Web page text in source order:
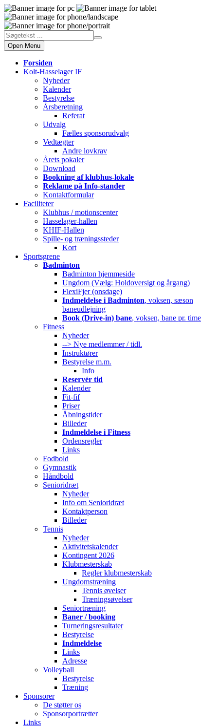
Open Menu
Forsiden
Kolt-Hasselager IF
Nyheder
Kalender
Bestyrelse
Årsberetning
Referat
Udvalg
Fælles sponsorudvalg
Vedtægter
Andre lovkrav
Årets pokaler
Download
Bookning af klubhus-lokale
Reklame på Info-stander
Kontaktformular
Faciliteter
Klubhus / motionscenter
Hasselager-hallen
KHIF-Hallen
Spille- og træningssteder
Kort
Sportsgrene
Badminton
Badminton hjemmeside
Ungdom (Vælg: Holdoversigt og årgang)
FlexiFjer (onsdage)
Indmeldelse i Badminton, voksen, sæson
baneudlejning
Book (Drive-in) bane, voksen, bane pr. time
Fitness
Nyheder
--> Nye medlemmer / tidl.
Instruktører
Bestyrelse m.m.
Info
Reservér tid
Kalender
Fit-fif
Priser
Åbningstider
Billeder
Indmeldelse i Fitness
Ordensregler
Links
Fodbold
Gymnastik
Håndbold
Senioridræt
Nyheder
Info om Senioridræt
Kontaktperson
Billeder
Tennis
Nyheder
Aktivitetskalender
Kontingent 2026
Klubmesterskab
Regler klubmesterskab
Ungdomstræning
Tennis øvelser
Træningsøvelser
Seniortræning
Baner / booking
Turneringsresultater
Bestyrelse
Indmeldelse
Links
Adresse
Volleyball
Bestyrelse
Træning
Sponsorer
De støtter os
Sponsorportrætter
Links